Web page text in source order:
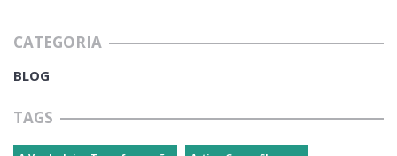
CATEGORIA
BLOG
TAGS